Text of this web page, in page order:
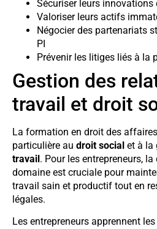
Sécuriser leurs innovations
Valoriser leurs actifs
Négocier des partenariats
PI
Prévenir les litiges liés à la
Gestion des
travail et droit
La formation en droit des
particulière au droit social et à la
travail. Pour les entrepreneurs,
domaine est cruciale pour
travail sain et productif tout en
légales.
Les entrepreneurs apprennent